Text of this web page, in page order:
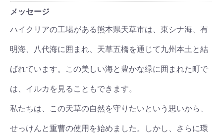
メッセージ
ハイクリアの工場がある熊本県天草市は、東シナ海、有
明海、八代海に囲まれ、天草五橋を通じて九州本土と結
ばれています。この美しい海と豊かな緑に囲まれた町で
は、イルカを見ることもできます。
私たちは、この天草の自然を守りたいという思いから、
せっけんと重曹の使用を始めました。しかし、さらに環